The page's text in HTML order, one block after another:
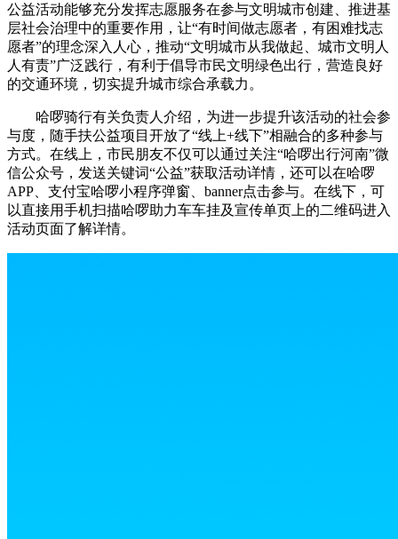
公益活动能够充分发挥志愿服务在参与文明城市创建、推进基
层社会治理中的重要作用，让“有时间做志愿者，有困难找志
愿者”的理念深入人心，推动“文明城市从我做起、城市文明人
人有责”广泛践行，有利于倡导市民文明绿色出行，营造良好
的交通环境，切实提升城市综合承载力。
哈啰骑行有关负责人介绍，为进一步提升该活动的社会参
与度，随手扶公益项目开放了“线上+线下”相融合的多种参与
方式。在线上，市民朋友不仅可以通过关注“哈啰出行河南”微
信公众号，发送关键词“公益”获取活动详情，还可以在哈啰
APP、支付宝哈啰小程序弹窗、banner点击参与。在线下，可
以直接用手机扫描哈啰助力车车挂及宣传单页上的二维码进入
活动页面了解详情。